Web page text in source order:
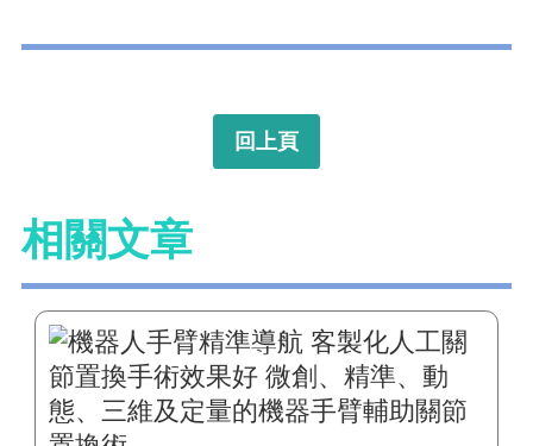
回上頁
相關文章